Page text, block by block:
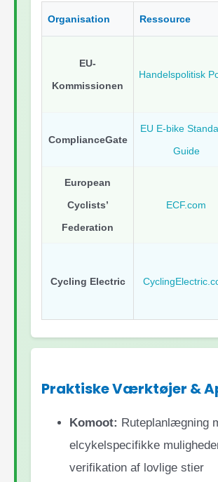
Organisation Ressource
EU-
Kommissionen
Handelspolitisk
ComplianceGate
EU E-bike
Guide
European
Cyclists’
Federation
ECF.com
Cycling Electric
Praktiske Værktøjer &
Komoot: Ruteplanlægning
elcykelspecifikke
verifikation af lovlige stier